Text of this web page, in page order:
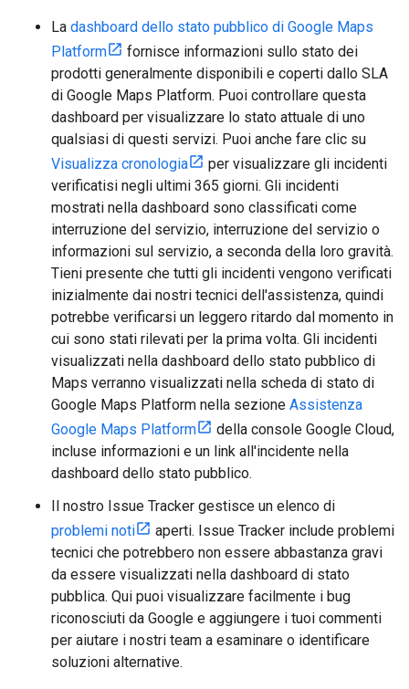
La dashboard dello stato pubblico di Google Maps
Platform
fornisce informazioni sullo stato dei
prodotti generalmente disponibili e coperti dallo SLA
di Google Maps Platform. Puoi controllare questa
dashboard per visualizzare lo stato attuale di uno
qualsiasi di questi servizi. Puoi anche fare clic su
Visualizza cronologia
per visualizzare gli incidenti
verificatisi negli ultimi 365 giorni. Gli incidenti
mostrati nella dashboard sono classificati come
interruzione del servizio, interruzione del servizio o
informazioni sul servizio, a seconda della loro gravità.
Tieni presente che tutti gli incidenti vengono verificati
inizialmente dai nostri tecnici dell'assistenza, quindi
potrebbe verificarsi un leggero ritardo dal momento in
cui sono stati rilevati per la prima volta. Gli incidenti
visualizzati nella dashboard dello stato pubblico di
Maps verranno visualizzati nella scheda di stato di
Google Maps Platform nella sezione Assistenza
Google Maps Platform
della console Google Cloud,
incluse informazioni e un link all'incidente nella
dashboard dello stato pubblico.
Il nostro Issue Tracker gestisce un elenco di
problemi noti
aperti. Issue Tracker include problemi
tecnici che potrebbero non essere abbastanza gravi
da essere visualizzati nella dashboard di stato
pubblica. Qui puoi visualizzare facilmente i bug
riconosciuti da Google e aggiungere i tuoi commenti
per aiutare i nostri team a esaminare o identificare
soluzioni alternative.